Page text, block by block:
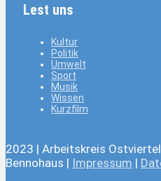
Lest uns
Kultur
Politik
Umwelt
Sport
Musik
Wissen
Kurzfilm
2023 | Arbeitskreis Ostviertel
Bennohaus | Impressum |